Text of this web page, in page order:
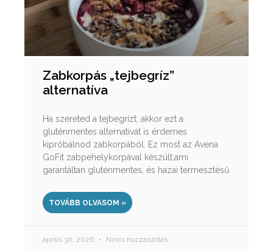
Zabkorpás „tejbegríz”
alternatíva
Ha szereted a tejbegrízt, akkor ezt a
gluténmentes alternatívát is érdemes
kipróbálnod zabkorpából. Ez most az Avena
GoFit zabpehelykorpával készült,ami
garantáltan gluténmentes, és hazai termesztésű
TOVÁBB OLVASOM »
április 30, 2026 Nincs hozzászólás